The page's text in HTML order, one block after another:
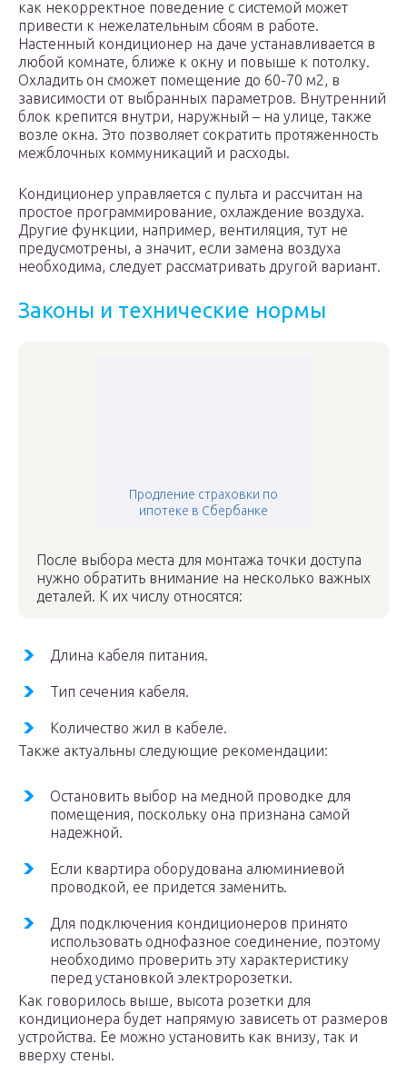
как некорректное поведение с системой может
привести к нежелательным сбоям в работе.
Настенный кондиционер на даче устанавливается в
любой комнате, ближе к окну и повыше к потолку.
Охладить он сможет помещение до 60-70 м2, в
зависимости от выбранных параметров. Внутренний
блок крепится внутри, наружный – на улице, также
возле окна. Это позволяет сократить протяженность
межблочных коммуникаций и расходы.
Кондиционер управляется с пульта и рассчитан на
простое программирование, охлаждение воздуха.
Другие функции, например, вентиляция, тут не
предусмотрены, а значит, если замена воздуха
необходима, следует рассматривать другой вариант.
Законы и технические нормы
Продление страховки по
ипотеке в Сбербанке
После выбора места для монтажа точки доступа
нужно обратить внимание на несколько важных
деталей. К их числу относятся:
Длина кабеля питания.
Тип сечения кабеля.
Количество жил в кабеле.
Также актуальны следующие рекомендации:
Остановить выбор на медной проводке для
помещения, поскольку она признана самой
надежной.
Если квартира оборудована алюминиевой
проводкой, ее придется заменить.
Для подключения кондиционеров принято
использовать однофазное соединение, поэтому
необходимо проверить эту характеристику
перед установкой электророзетки.
Как говорилось выше, высота розетки для
кондиционера будет напрямую зависеть от размеров
устройства. Ее можно установить как внизу, так и
вверху стены.